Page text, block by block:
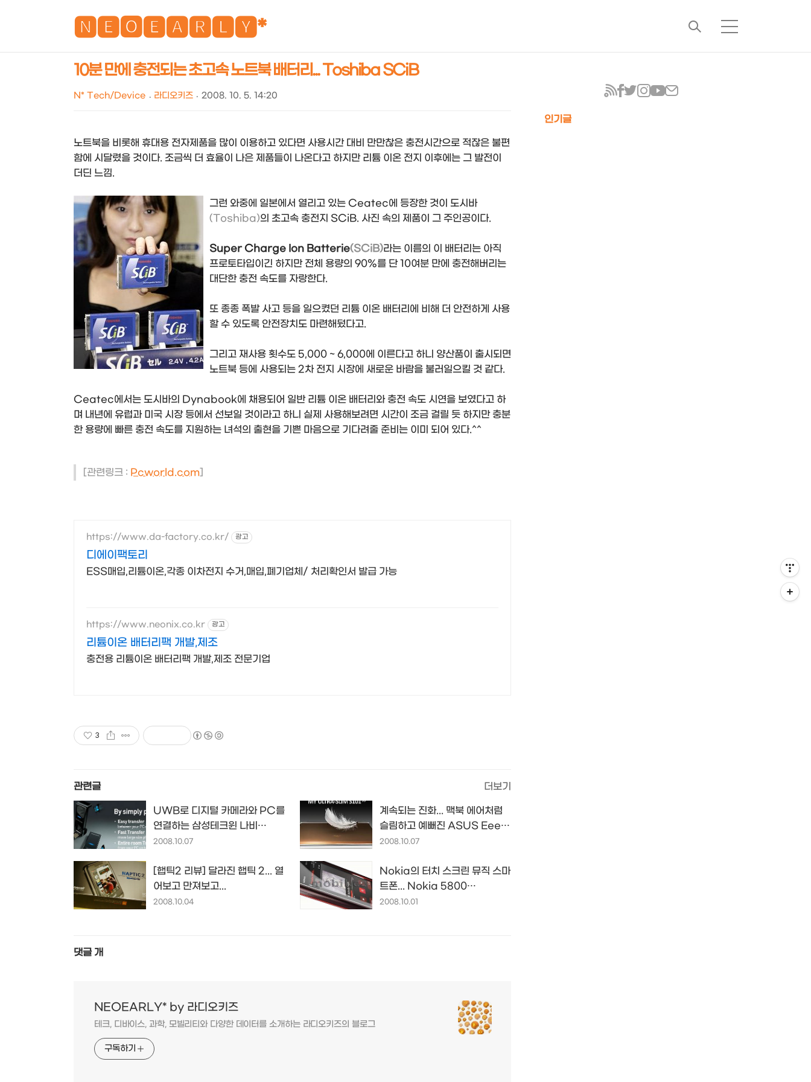
🅽🅴🅾🅴🅰🆁🅻🆈*NEOEARLY*
검
메
10분 만에 충전되는 초고속 노트북 배터리... Toshiba SCiB
N* Tech/Device 라디오키즈 2008. 10. 5. 14:20
노트북을 비롯해 휴대용 전자제품을 많이 이용하고 있다면 사용시간 대비 만만찮은 충전시간으로 적잖은 불편
함에 시달렸을 것이다. 조금씩 더 효율이 나은 제품들이 나온다고 하지만 리튬 이온 전지 이후에는 그 발전이
더딘 느낌.
그런 와중에 일본에서 열리고 있는 Ceatec에 등장한 것이 도시바
(Toshiba)의 초고속 충전지 SCiB. 사진 속의 제품이 그 주인공이다.
Super Charge Ion Batterie(SCiB)라는 이름의 이 배터리는 아직
프로토타입이긴 하지만 전체 용량의 90%를 단 10여분 만에 충전해버리는
대단한 충전 속도를 자랑한다.
또 종종 폭발 사고 등을 일으켰던 리튬 이온 배터리에 비해 더 안전하게 사용
할 수 있도록 안전장치도 마련해뒀다고.
그리고 재사용 횟수도 5,000 ~ 6,000에 이른다고 하니 양산품이 출시되면
노트북 등에 사용되는 2차 전지 시장에 새로운 바람을 불러일으킬 것 같다.
Ceatec에서는 도시바의 Dynabook에 채용되어 일반 리튬 이온 배터리와 충전 속도 시연을 보였다고 하
며 내년에 유럽과 미국 시장 등에서 선보일 것이라고 하니 실제 사용해보려면 시간이 조금 걸릴 듯 하지만 충분
한 용량에 빠른 충전 속도를 지원하는 녀석의 출현을 기쁜 마음으로 기다려줄 준비는 이미 되어 있다.^^
[관련링크 : Pcworld.com]
https://www.da-factory.co.kr/ 광고
디에이팩토리
ESS매입,리튬이온,각종 이차전지 수거,매입,폐기업체/ 처리확인서 발급 가능
https://www.neonix.co.kr 광고
리튬이온 배터리팩 개발,제조
충전용 리튬이온 배터리팩 개발,제조 전문기업
3
관련글 더보기
UWB로 디지털 카메라와 PC를
연결하는 삼성테크윈 나비
(Nabee)
2008.10.07
계속되는 진화... 맥북 에어처럼
슬림하고 예뻐진 ASUS Eee
PC S101
2008.10.07
[햅틱2 리뷰] 달라진 햅틱 2... 열
어보고 만져보고...
2008.10.04
Nokia의 터치 스크린 뮤직 스마
트폰... Nokia 5800
XpressMusic(Tube)
2008.10.01
댓글 개
NEOEARLY* by 라디오키즈
테크, 디바이스, 과학, 모빌리티와 다양한 데이터를 소개하는 라디오키즈의 블로그
구독하기
인기글